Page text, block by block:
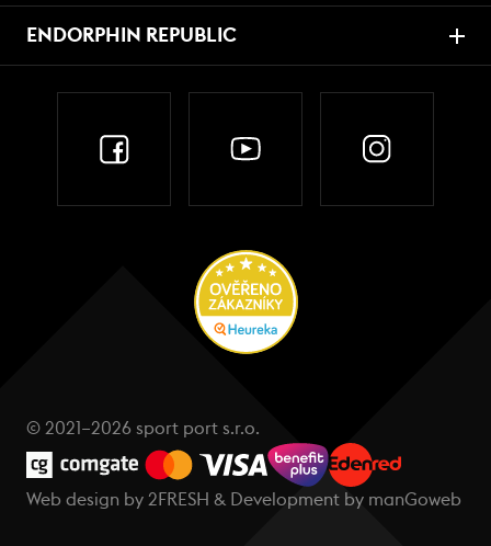
ENDORPHIN REPUBLIC
© 2021–2026 sport port s.r.o.
Web design by 2FRESH & Development by manGoweb